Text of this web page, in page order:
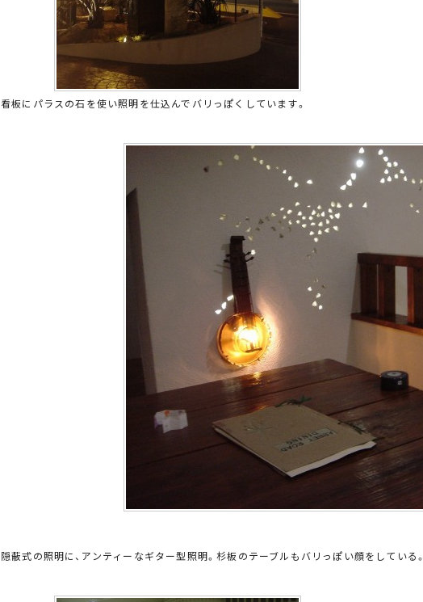
看板にパラスの石を使い照明を仕込んでバリっぽくしています。
隠蔽式の照明に、アンティーなギター型照明。杉板のテーブルもバリっぽい顔をしている。